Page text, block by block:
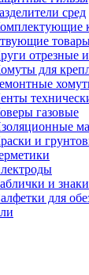
сред
отрезные
для
газовые
и
и знаки
для